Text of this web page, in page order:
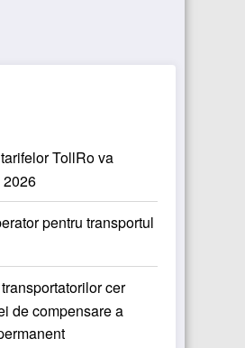
TollRo va
pentru transportul
cer
de compensare a